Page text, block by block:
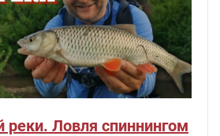
реки. Ловля спиннингом